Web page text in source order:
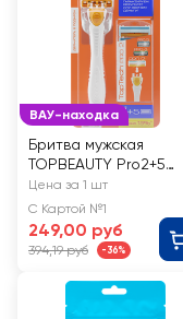
ВАУ-находка
Бритва мужская
TOPBEAUTY Pro2+5
сменных кассет
Цена за 1 шт
С Картой №1
249,00 руб
394,19 руб -36%